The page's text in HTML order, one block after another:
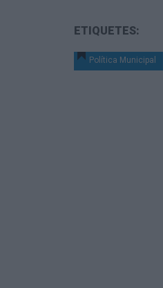
ETIQUETES:
Política Municipal